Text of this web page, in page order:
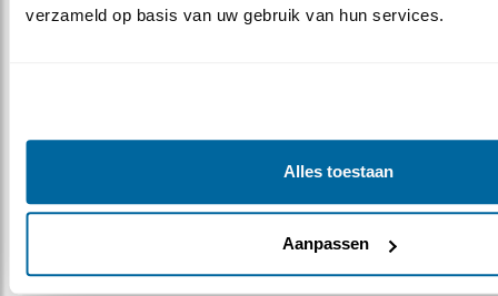
verzameld op basis van uw gebruik van hun services.
Alles toestaan
Aanpassen
baardman •••
kleine
••• • •
••• •